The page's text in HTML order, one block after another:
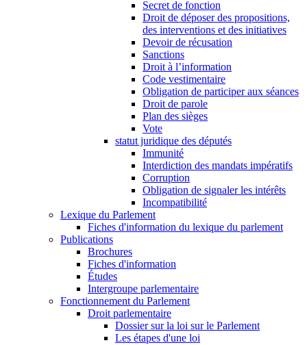
Secret de fonction
Droit de déposer des propositions,
des interventions et des initiatives
Devoir de récusation
Sanctions
Droit à l’information
Code vestimentaire
Obligation de participer aux séances
Droit de parole
Plan des sièges
Vote
statut juridique des députés
Immunité
Interdiction des mandats impératifs
Corruption
Obligation de signaler les intérêts
Incompatibilité
Lexique du Parlement
Fiches d'information du lexique du parlement
Publications
Brochures
Fiches d'information
Études
Intergroupe parlementaire
Fonctionnement du Parlement
Droit parlementaire
Dossier sur la loi sur le Parlement
Les étapes d'une loi